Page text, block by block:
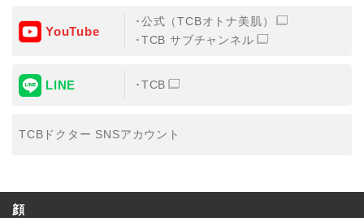
YouTube
公式（TCBオトナ美肌）
TCB サブチャンネル
LINE TCB
TCBドクター SNSアカウント
顔